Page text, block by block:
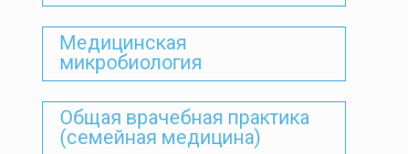
Медицинская
микробиология
Общая врачебная практика
(семейная медицина)